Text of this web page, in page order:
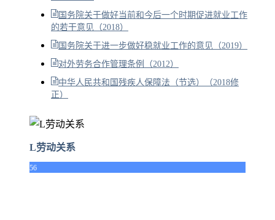
国务院关于做好当前和今后一个时期促进就业工作
的若干意见（2018）
国务院关于进一步做好稳就业工作的意见（2019）
对外劳务合作管理条例（2012）
中华人民共和国残疾人保障法（节选）（2018修
正）
L劳动关系
56